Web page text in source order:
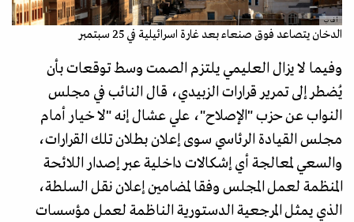
أ ف ب
الدخان يتصاعد فوق صنعاء بعد غارة اسرائيلية في 25 سبتمبر
وفيما لا يزال العليمي يلتزم الصمت وسط توقعات بأن
يُضطر إلى تمرير قرارات الزبيدي، قال النائب في مجلس
النواب عن حزب "الإصلاح"، علي عشال إنه "لا خيار أمام
مجلس القيادة الرئاسي سوى إعلان بطلان تلك القرارات،
والسعي لمعالجة أي إشكالات داخلية عبر إصدار اللائحة
المنظمة لعمل المجلس وفقا لمضامين إعلان نقل السلطة،
الذي يمثل المرجعية الدستورية الناظمة لعمل مؤسسات